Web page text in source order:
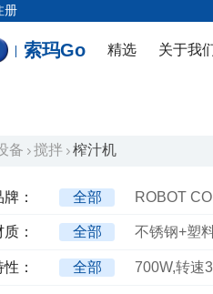
册
索玛Go 精选 关于我
备 搅拌 榨汁机
： 全部 ROBOT
： 全部 不锈钢+塑
： 全部 700W,转速